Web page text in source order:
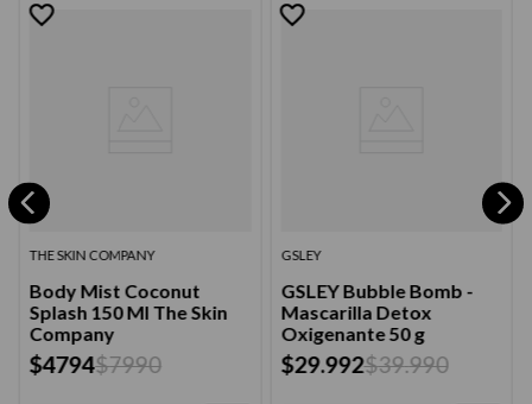
THE SKIN COMPANY
Body Mist Coconut
Splash 150 Ml The Skin
Company
$4794$7990
GSLEY
GSLEY Bubble Bomb -
Mascarilla Detox
Oxigenante 50 g
$29.992$39.990